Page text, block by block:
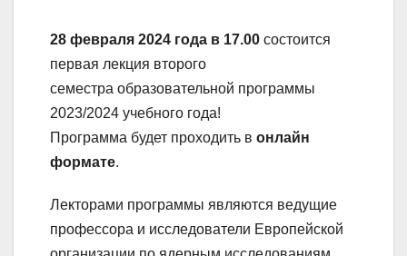
28 февраля 2024 года в 17.00 состоится
первая лекция второго
семестра образовательной программы
2023/2024 учебного года!
Программа будет проходить в онлайн
формате.
Лекторами программы являются ведущие
профессора и исследователи Европейской